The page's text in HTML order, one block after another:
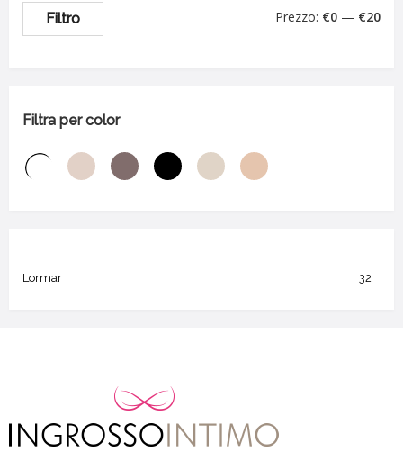
Filtro Prezzo: €0 — €20
Filtra per color
Lormar 32